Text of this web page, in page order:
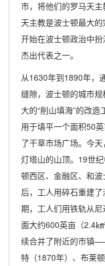
市，将他们的罗马天主
天主教是波士顿最大
开始在波士顿政治中
杰出代表之一。
从1630年到1890年，
缝隙，波士顿的城市
大的“削山填海”的改
用于填平一个面积50
了干草市场广场。今
灯塔山的山顶。19世
顿西区、金融区、和
后，工人用碎石重建
期，工人们用铁轨从
面大约600英亩（2.4
续合并了附近的市镇
特（1870年）、布莱